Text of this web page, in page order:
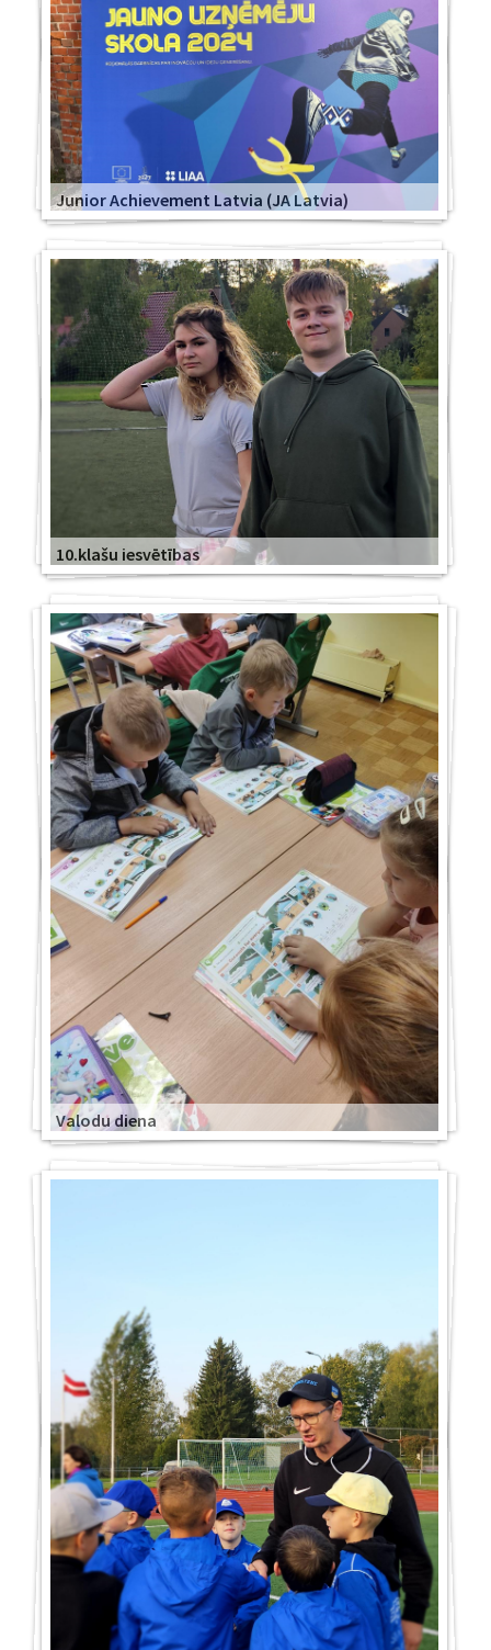
Junior Achievement Latvia (JA Latvia)
10.klašu iesvētības
Valodu diena